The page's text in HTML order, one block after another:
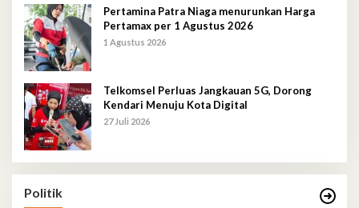
Pertamina Patra Niaga menurunkan Harga
Pertamax per 1 Agustus 2026
1 Agustus 2026
Telkomsel Perluas Jangkauan 5G, Dorong
Kendari Menuju Kota Digital
27 Juli 2026
Politik